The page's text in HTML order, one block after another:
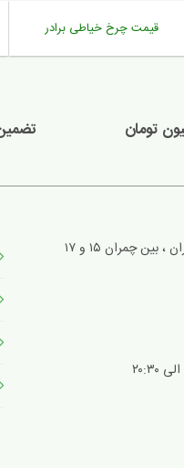
قیمت چرخ خیاطی برادر
تومان تضمین ۷ روز
چمران ۱۵ و ۱۷